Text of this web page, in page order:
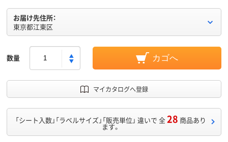
お届け先住所：
東京都江東区
数量 カゴへ
マイカタログへ登録
「シート入数」「ラベルサイズ」「販売単位」 違いで 全28 商品あり
ます。